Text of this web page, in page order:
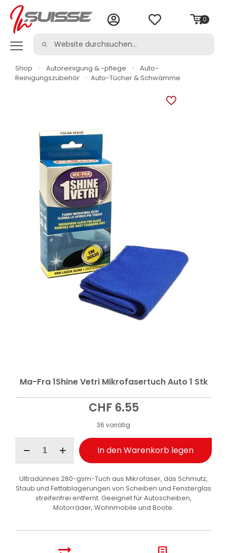
0
Shop > Autoreinigung & -pflege >
Auto-
Reinigungszubehör
> Auto-Tücher & Schwämme
Ma-Fra 1Shine Vetri Mikrofasertuch Auto 1 Stk
CHF6.55
36 vorrätig
Fra
Mikrofasertuch
Auto
In den Warenkorb legen
Ultradünnes 280-gsm-Tuch aus Mikrofaser, das Schmutz,
Staub und Fettablagerungen von Scheiben und Fensterglas
streifenfrei entfernt. Geeignet für Autoscheiben,
Motorräder, Wohnmobile und Boote.